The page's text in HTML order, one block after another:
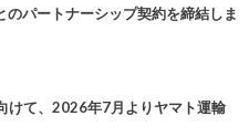
パートナーシップ契約を締結しま
けて、2026年7月よりヤマト運輸